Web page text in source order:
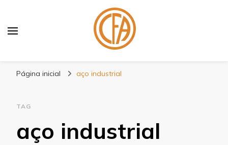
Página inicial aço industrial
TAG
aço industrial